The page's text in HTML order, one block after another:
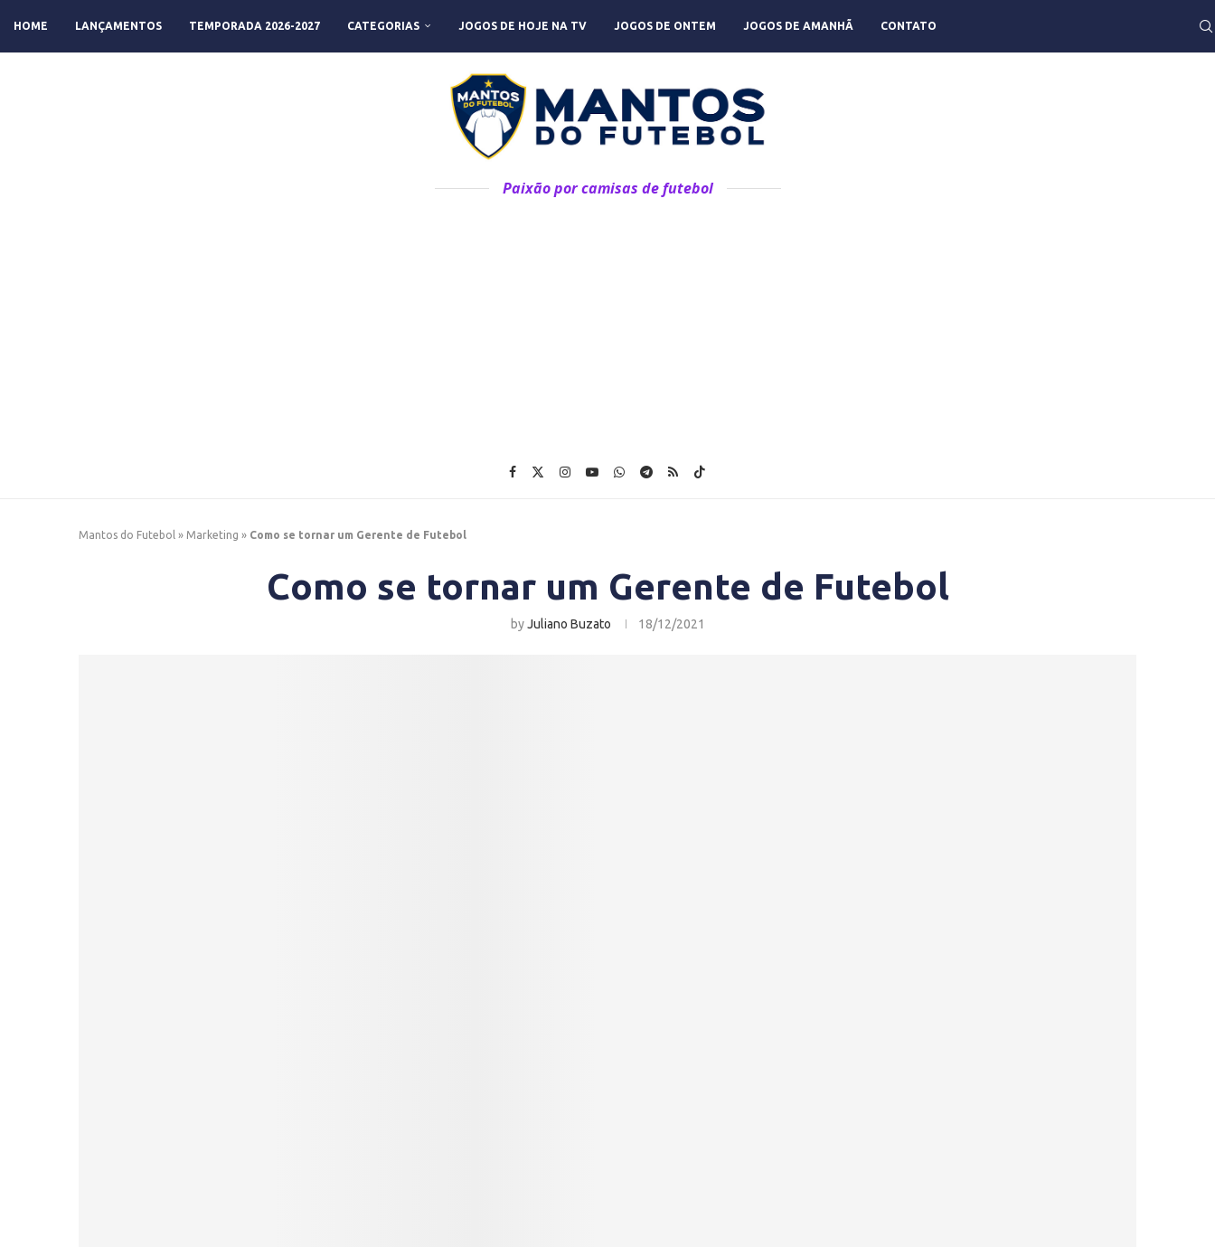
HOME LANÇAMENTOS TEMPORADA 2026-2027 CATEGORIAS JOGOS DE HOJE NA TV JOGOS DE ONTEM JOGOS DE AMANHÃ CONTATO
Paixão por camisas de futebol
Mantos do Futebol » Marketing » Como se tornar um Gerente de Futebol
Como se tornar um Gerente de Futebol
byJuliano Buzato 18/12/2021